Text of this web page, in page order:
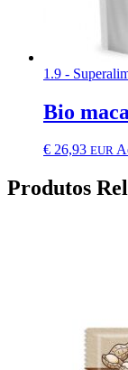
1.9 -
Bio maca
€ 26,93 EUR
Produtos